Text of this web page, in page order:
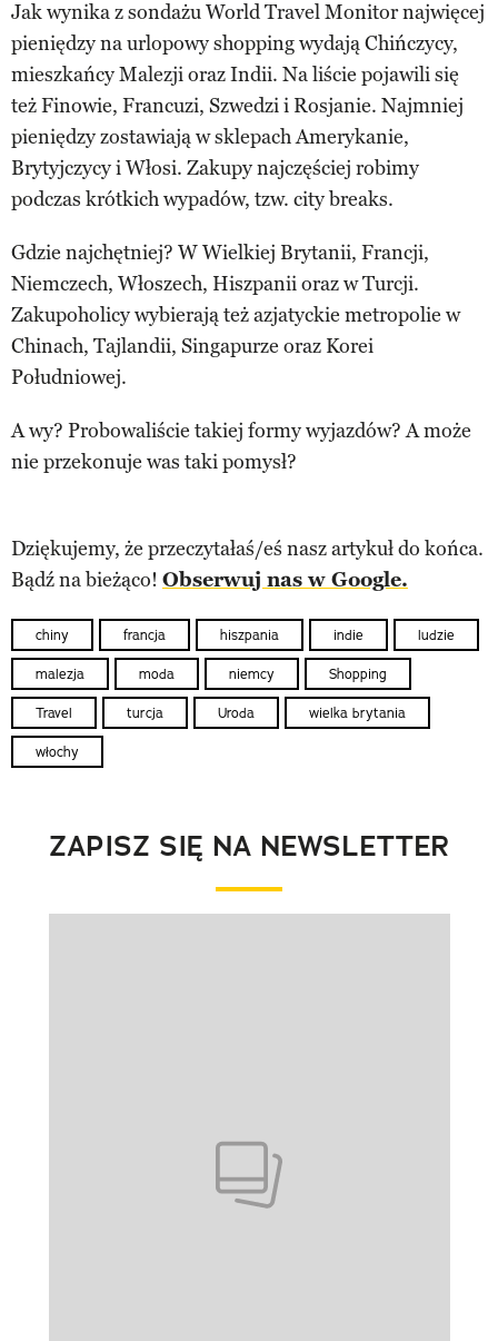
Jak wynika z sondażu World Travel Monitor najwięcej
pieniędzy na urlopowy shopping wydają Chińczycy,
mieszkańcy Malezji oraz Indii. Na liście pojawili się
też Finowie, Francuzi, Szwedzi i Rosjanie. Najmniej
pieniędzy zostawiają w sklepach Amerykanie,
Brytyjczycy i Włosi. Zakupy najczęściej robimy
podczas krótkich wypadów, tzw. city breaks.
Gdzie najchętniej? W Wielkiej Brytanii, Francji,
Niemczech, Włoszech, Hiszpanii oraz w Turcji.
Zakupoholicy wybierają też azjatyckie metropolie w
Chinach, Tajlandii, Singapurze oraz Korei
Południowej.
A wy? Probowaliście takiej formy wyjazdów? A może
nie przekonuje was taki pomysł?
Dziękujemy, że przeczytałaś/eś nasz artykuł do końca.
Bądź na bieżąco! Obserwuj nas w Google.
chiny francja hiszpania indie ludzie
malezja moda niemcy Shopping
Travel turcja Uroda wielka brytania
włochy
ZAPISZ SIĘ NA NEWSLETTER